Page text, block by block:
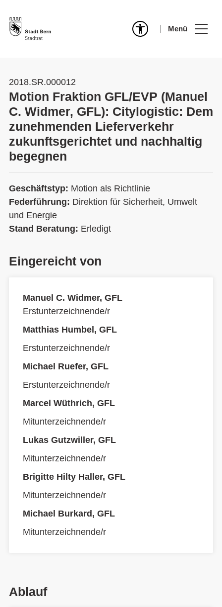
Menü
2018.SR.000012
Motion Fraktion GFL/EVP (Manuel
C. Widmer, GFL): Citylogistic: Dem
zunehmenden Lieferverkehr
zukunftsgerichtet und nachhaltig
begegnen
Geschäftstyp: Motion als Richtlinie
Federführung: Direktion für Sicherheit, Umwelt
und Energie
Stand Beratung: Erledigt
Eingereicht von
Manuel C. Widmer, GFL
Erstunterzeichnende/r
Matthias Humbel, GFL
Erstunterzeichnende/r
Michael Ruefer, GFL
Erstunterzeichnende/r
Marcel Wüthrich, GFL
Mitunterzeichnende/r
Lukas Gutzwiller, GFL
Mitunterzeichnende/r
Brigitte Hilty Haller, GFL
Mitunterzeichnende/r
Michael Burkard, GFL
Mitunterzeichnende/r
Ablauf